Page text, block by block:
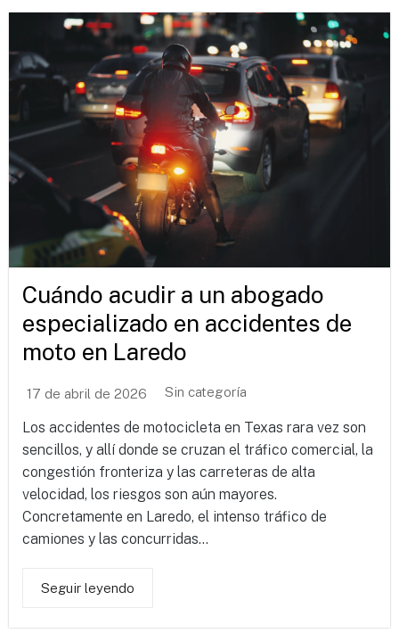
Cuándo acudir a un abogado
especializado en accidentes de
moto en Laredo
17 de abril de 2026 Sin categoría
Los accidentes de motocicleta en Texas rara vez son
sencillos, y allí donde se cruzan el tráfico comercial, la
congestión fronteriza y las carreteras de alta
velocidad, los riesgos son aún mayores.
Concretamente en Laredo, el intenso tráfico de
camiones y las concurridas...
Seguir leyendo